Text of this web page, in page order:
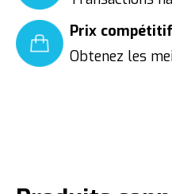
Prix
Obtenez les